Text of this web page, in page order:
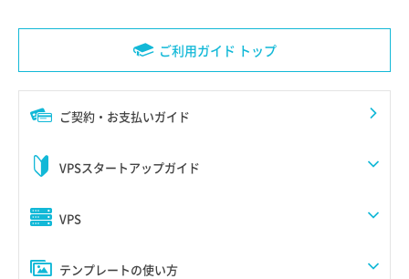
ご利用ガイド トップ
ご契約・お支払いガイド
VPSスタートアップガイド
VPS
テンプレートの使い方